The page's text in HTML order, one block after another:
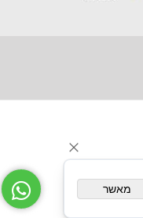
מאשר